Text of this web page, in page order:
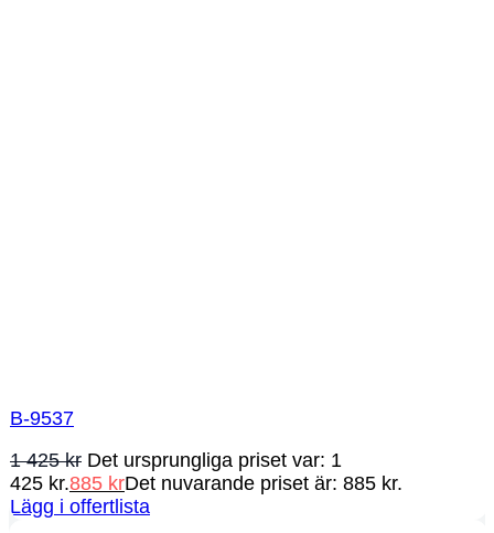
B-9537
1 425kr Det ursprungliga priset var: 1
425 kr.885 krDet nuvarande priset är: 885 kr.
Lägg i offertlista